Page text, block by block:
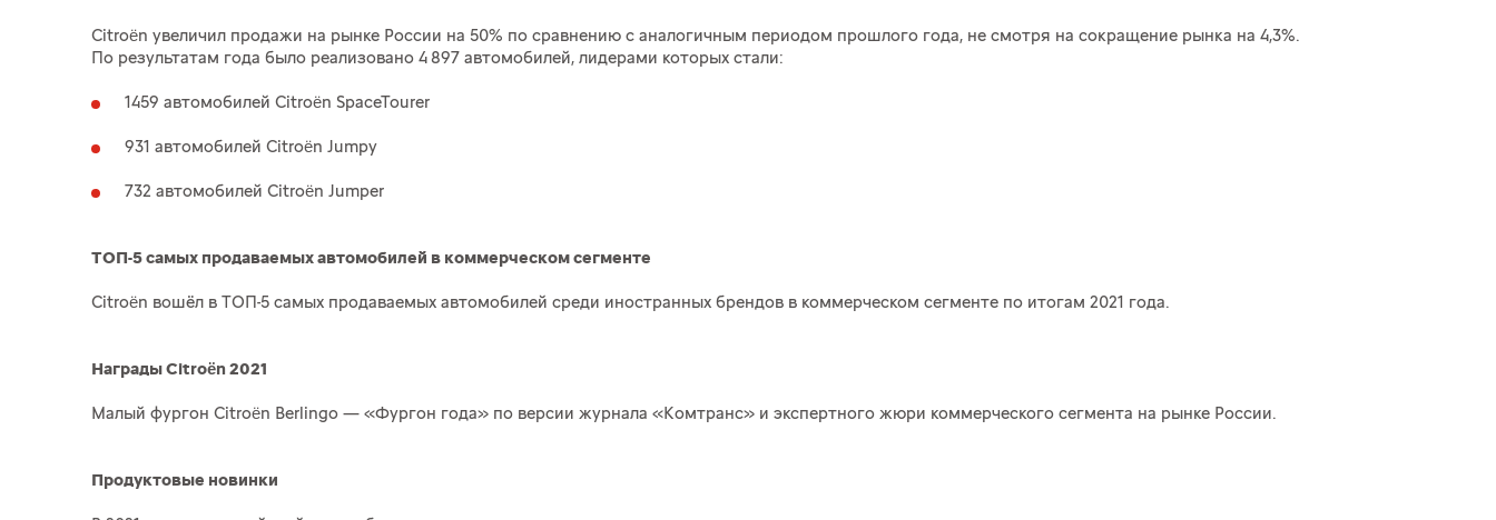
Citroën увеличил продажи на рынке России на 50% по сравнению с аналогичным периодом прошлого года, не смотря на сокращение рынка на 4,3%.
По результатам года было реализовано 4 897 автомобилей, лидерами которых стали:
1459 автомобилей Citroën SpaceTourer
931 автомобилей Citroën Jumpy
732 автомобилей Citroën Jumper
ТОП-5 самых продаваемых автомобилей в коммерческом сегменте
Citroën вошёл в ТОП-5 самых продаваемых автомобилей среди иностранных брендов в коммерческом сегменте по итогам 2021 года.
Награды Citroën 2021
Малый фургон Citroën Berlingo — «Фургон года» по версии журнала «Комтранс» и экспертного жюри коммерческого сегмента на рынке России.
Продуктовые новинки